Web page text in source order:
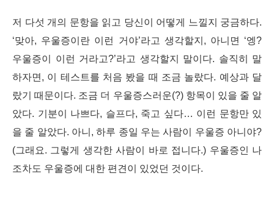
저 다섯 개의 문항을 읽고 당신이 어떻게 느낄지 궁금하다.
‘맞아, 우울증이란 이런 거야’라고 생각할지, 아니면 ‘엥?
우울증이 이런 거라고?’라고 생각할지 말이다. 솔직히 말
하자면, 이 테스트를 처음 봤을 때 조금 놀랐다. 예상과 달
랐기 때문이다. 조금 더 우울증스러운(?) 항목이 있을 줄 알
았다. 기분이 나쁘다, 슬프다, 죽고 싶다… 이런 문항만 있
을 줄 알았다. 아니, 하루 종일 우는 사람이 우울증 아니야?
(그래요. 그렇게 생각한 사람이 바로 접니다.) 우울증인 나
조차도 우울증에 대한 편견이 있었던 것이다.